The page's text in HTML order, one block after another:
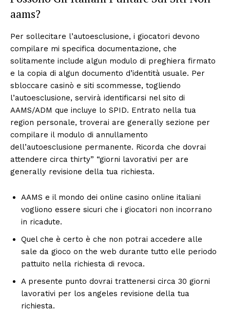
aams?
Per sollecitare l’autoesclusione, i giocatori devono
compilare mi specifica documentazione, che
solitamente include algun modulo di preghiera firmato
e la copia di algun documento d’identità usuale. Per
sbloccare casinò e siti scommesse, togliendo
l’autoesclusione, servirà identificarsi nel sito di
AAMS/ADM que incluye lo SPID. Entrato nella tua
region personale, troverai are generally sezione per
compilare il modulo di annullamento
dell’autoesclusione permanente. Ricorda che dovrai
attendere circa thirty” “giorni lavorativi per are
generally revisione della tua richiesta.
AAMS e il mondo dei online casino online italiani
vogliono essere sicuri che i giocatori non incorrano
in ricadute.
Quel che è certo è che non potrai accedere alle
sale da gioco on the web durante tutto elle periodo
pattuito nella richiesta di revoca.
A presente punto dovrai trattenersi circa 30 giorni
lavorativi per los angeles revisione della tua
richiesta.